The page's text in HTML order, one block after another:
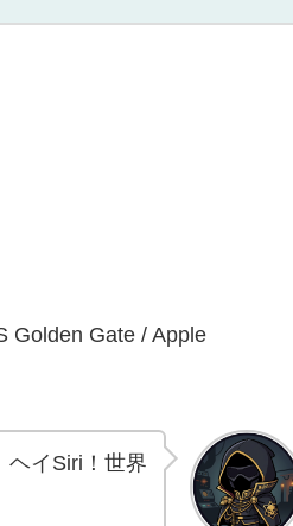
Golden Gate / Apple
ヘイSiri！世界